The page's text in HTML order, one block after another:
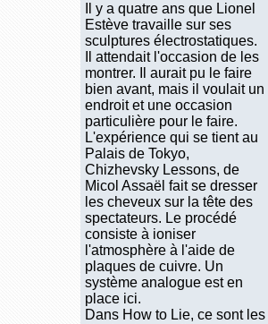
Il y a quatre ans que Lionel
Estève travaille sur ses
sculptures électrostatiques.
Il attendait l'occasion de les
montrer. Il aurait pu le faire
bien avant, mais il voulait un
endroit et une occasion
particulière pour le faire.
L'expérience qui se tient au
Palais de Tokyo,
Chizhevsky Lessons, de
Micol Assaël fait se dresser
les cheveux sur la tête des
spectateurs. Le procédé
consiste à ioniser
l'atmosphère à l'aide de
plaques de cuivre. Un
système analogue est en
place ici.
Dans How to Lie, ce sont les